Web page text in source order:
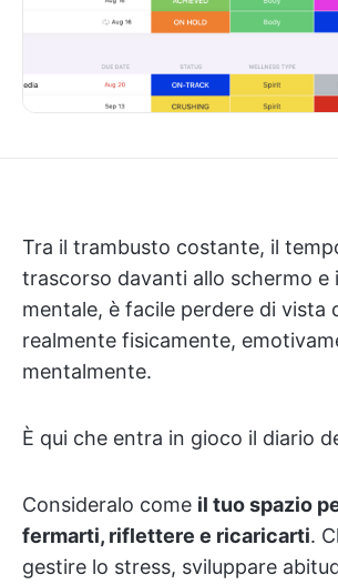
Tra il trambusto costante, il
trascorso davanti allo schermo e
mentale, è facile perdere di vista
realmente fisicamente,
mentalmente.
È qui che entra in gioco il diario
Consideralo come il tuo spazio
fermarti, riflettere e ricaricarti.
gestire lo stress, sviluppare